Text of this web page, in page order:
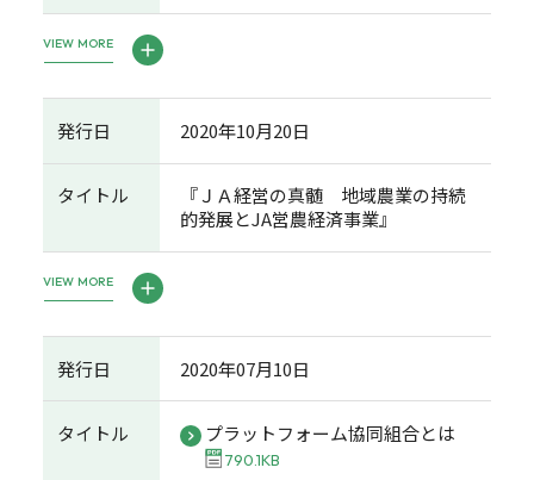
VIEW MORE
発行日 2020年10月20日
タイトル
『ＪＡ経営の真髄 地域農業の持続
的発展とJA営農経済事業』
VIEW MORE
発行日 2020年07月10日
タイトル プラットフォーム協同組合とは
790.1KB